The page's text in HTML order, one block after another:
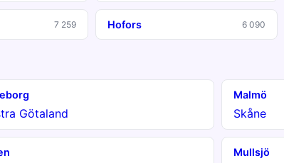
7 259 Hofors 6 090
Götaland
Malmö
Skåne
Mullsjö